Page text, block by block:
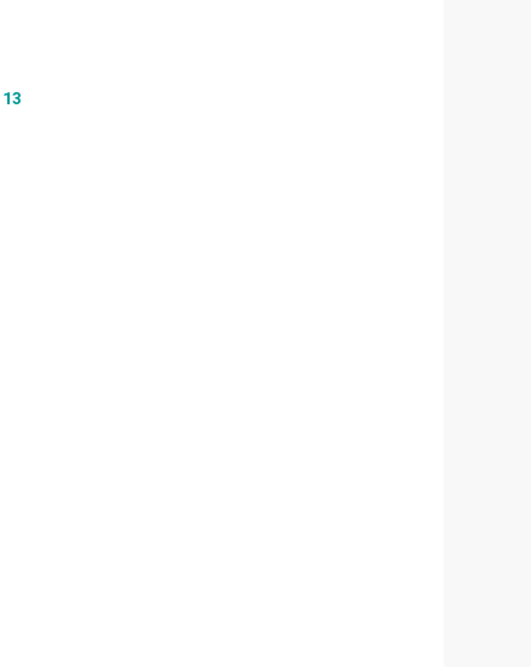
13 ساعت آموزش جامع فارسی برنامه نویسی و ساخت نرم و بازی برای سیستم عامل آندروید با جاوا